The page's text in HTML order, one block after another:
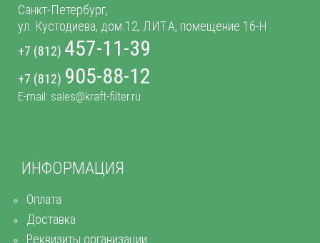
ИНФОРМАЦИЯ
Оплата
Доставка
Реквизиты организации
Санкт-Петербург,
ул. Кустодиева, дом.12, ЛИТ.А, помещение 16-Н
+7 (812) 457-11-39
+7 (812) 905-88-12
E-mail: sales@kraft-filter.ru